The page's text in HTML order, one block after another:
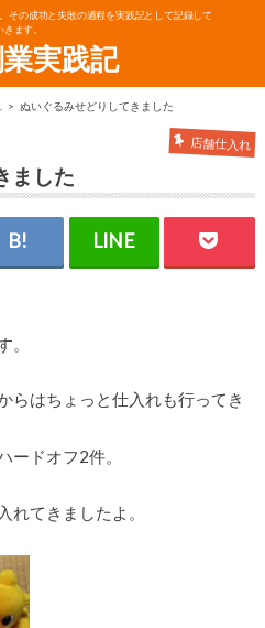
その成功と失敗の過程を実践記として記録して
きます。
実践記
ぬいぐるみせどりしてきました
店舗仕入れ
ました
。
らはちょっと仕入れも行ってき
ードオフ2件。
れてきましたよ。